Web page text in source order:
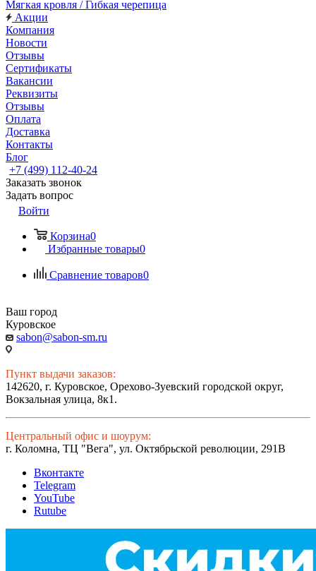
Мягкая кровля / Гибкая черепица
Акции
Компания
Новости
Отзывы
Сертификаты
Вакансии
Реквизиты
Отзывы
Оплата
Доставка
Контакты
Блог
+7 (499) 112-40-24
Заказать звонок
Задать вопрос
Войти
Корзина0
Избранные товары0
Сравнение товаров0
Ваш город
Куровское
sabon@sabon-sm.ru
Пункт выдачи заказов:
142620, г. Куровское, Орехово-Зуевский городской округ,
Вокзальная улица, 8к1.
Центральный офис и шоурум:
г. Коломна, ТЦ "Вега", ул. Октябрьской революции, 291В
Вконтакте
Telegram
YouTube
Rutube